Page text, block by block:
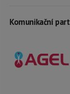
Komunikační